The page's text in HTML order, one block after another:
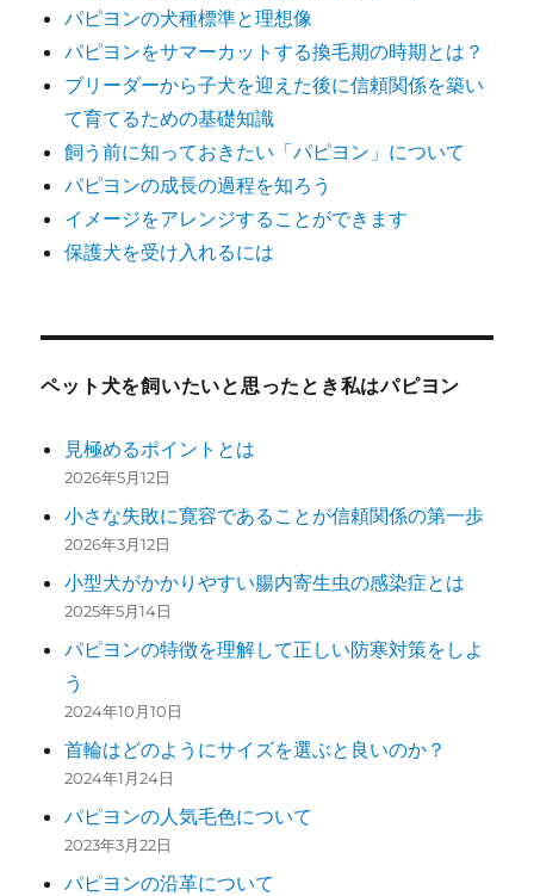
パピヨンの犬種標準と理想像
パピヨンをサマーカットする換毛期の時期とは？
ブリーダーから子犬を迎えた後に信頼関係を築い
て育てるための基礎知識
飼う前に知っておきたい「パピヨン」について
パピヨンの成長の過程を知ろう
イメージをアレンジすることができます
保護犬を受け入れるには
ペット犬を飼いたいと思ったとき私はパピヨン
見極めるポイントとは
2026年5月12日
小さな失敗に寛容であることが信頼関係の第一歩
2026年3月12日
小型犬がかかりやすい腸内寄生虫の感染症とは
2025年5月14日
パピヨンの特徴を理解して正しい防寒対策をしよ
う
2024年10月10日
首輪はどのようにサイズを選ぶと良いのか？
2024年1月24日
パピヨンの人気毛色について
2023年3月22日
パピヨンの沿革について